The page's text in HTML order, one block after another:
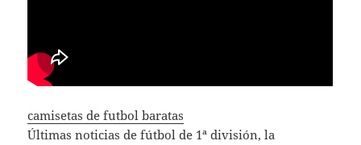
camisetas de futbol baratas
Últimas noticias de fútbol de 1ª división, la